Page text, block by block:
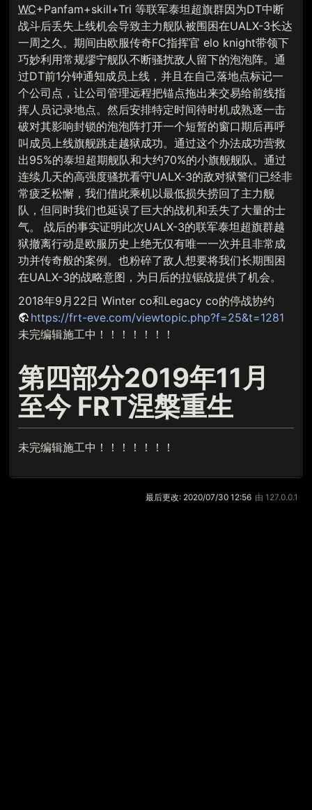
WC+Panfam+skill+Tri 等联军泰坦超旗群因为DT中断
战斗后丢失上线机会导致主力舰队被围困在UALX-3长达
一周之久。期间由欧服传奇FC指挥官 elo knight带领下
巧妙利用常规缪宁舰队不断骚扰敌人留下的泡泡阵。通
过DT前1分钟通知成员上线，并且在自己落地点标记一
个公司点，让公司管理远程把锚点拖出来交易给前线指
挥人员记录地点。然后安排特定时间待时机成熟逐一击
破对其影响封锁的泡泡阵打开一个短暂的窗口期后再呼
叫成员上线旗舰跳走越狱成功。通过这个办法成功营救
出95%的泰坦超期舰队和大约70%的小旗舰舰队。通过
连续几天的高强度骚扰看守UALX-3的敌对狱警们已经非
常疲乏松懈，我们借此乘机以最低损失捞回了主力舰
队，但同时我们也延误了巨大的战机和丢失了大量的士
气。 战后的事实证明此次UALX-3的联军泰坦超旗群越
狱撤离行动是欧服历史上绝无仅有唯一一次并且非常成
功并传奇般的案例。也粉碎了敌人想要将我们长期围困
在UALX-3的战略意图，为日后的拉锯战提供了机会。
2018年9月22日 Winter co和Legacy co的停战协约
https://frt-eve.com/viewtopic.php?f=25&t=1281
未完编辑施工中！！！！！！！
第四部分2019年11月
至今 FRT涅槃重生
未完编辑施工中！！！！！！！
最后更改: 2020/07/30 12:56 由 127.0.0.1